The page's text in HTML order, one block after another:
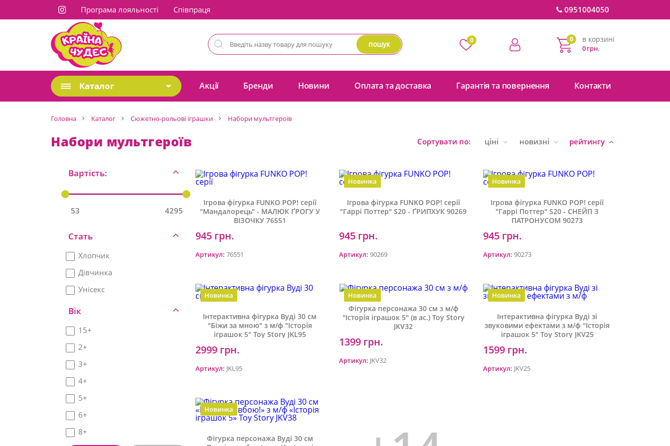
Програма лояльності Cпівпраця 0951004050
пошук 0 0 в корзині
0 грн.
Каталог Акції Бренди Новини Оплата та доставка Гарантія та повернення Контакти
Головна Каталог Сюжетно-рольові іграшки Набори мультгероїв
Набори мультгероїв Сортувати по: ціні новизні рейтингу
Вартість:
53 4295
Стать
Хлопчик
Дівчинка
Унісекс
Вік
15+
2+
3+
4+
5+
6+
8+
Ігрова фігурка FUNKO POP! серії
"Мандалорець" - МАЛЮК ҐРОГУ У
ВІЗОЧКУ 76551
945 грн.
Артикул: 76551
Новинка
Ігрова фігурка FUNKO POP! серії
"Гаррі Поттер" S20 - ҐРИПХУК 90269
945 грн.
Артикул: 90269
Новинка
Ігрова фігурка FUNKO POP! серії
"Гаррі Поттер" S20 - СНЕЙП З
ПАТРОНУСОМ 90273
945 грн.
Артикул: 90273
Новинка
Інтерактивна фігурка Вуді 30 см
"Біжи за мною" з м/ф "Історія
іграшок 5" Toy Story JKL95
2999 грн.
Артикул: JKL95
Новинка
Фігурка персонажа 30 см з м/ф
"Історія іграшок 5" (в ас.) Toy Story
JKV32
1399 грн.
Артикул: JKV32
Новинка
Інтерактивна фігурка Вуді зі
звуковими ефектами з м/ф "Історія
іграшок 5" Toy Story JKV25
1599 грн.
Артикул: JKV25
Новинка
Фігурка персонажа Вуді 30 см